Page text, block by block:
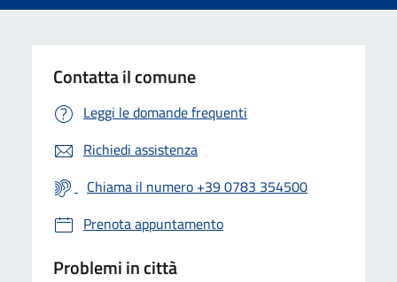
Contatta il comune
Leggi le domande frequenti
Richiedi assistenza
Chiama il numero +39 0783 354500
Prenota appuntamento
Problemi in città